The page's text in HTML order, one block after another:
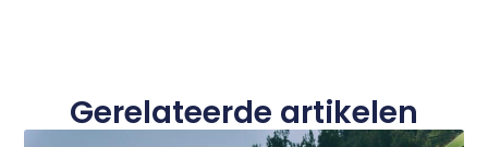
Gerelateerde artikelen